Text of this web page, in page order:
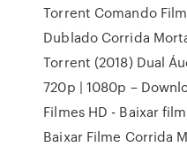
Torrent Comando
Dublado Corrida
Torrent (2018) Dual
720p | 1080p –
Filmes HD - Baixar
Baixar Filme Corrida